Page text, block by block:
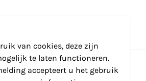
van cookies, deze zijn
te laten functioneren.
accepteert u het gebruik